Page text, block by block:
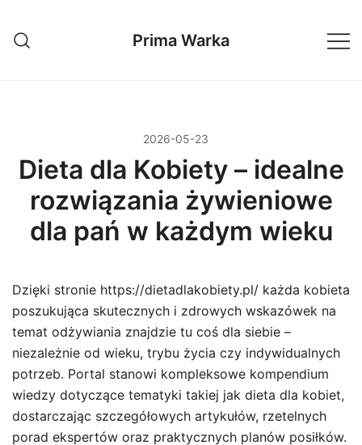
treści
Prima Warka
2026-05-23
Dieta dla Kobiety – idealne
rozwiązania żywieniowe
dla pań w każdym wieku
Dzięki stronie https://dietadlakobiety.pl/ każda kobieta
poszukująca skutecznych i zdrowych wskazówek na
temat odżywiania znajdzie tu coś dla siebie –
niezależnie od wieku, trybu życia czy indywidualnych
potrzeb. Portal stanowi kompleksowe kompendium
wiedzy dotyczące tematyki takiej jak dieta dla kobiet,
dostarczając szczegółowych artykułów, rzetelnych
porad ekspertów oraz praktycznych planów posiłków.